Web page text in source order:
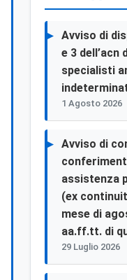
Avviso di
e 3 dell’acn
specialisti
1 Agosto 2026
Avviso di
assistenza
(ex
mese di
aa.ff.tt. di
29 Luglio 2026